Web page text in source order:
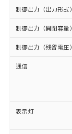
制御出力（出力形式）
制御出力（開閉容量）
制御出力（残留電圧）
通信
表示灯